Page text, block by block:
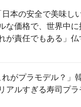
日本の安全で美味し
な価格で、世界中に
が責任でもある」仏
れがプラモデル？」
アルすぎる寿司プラ